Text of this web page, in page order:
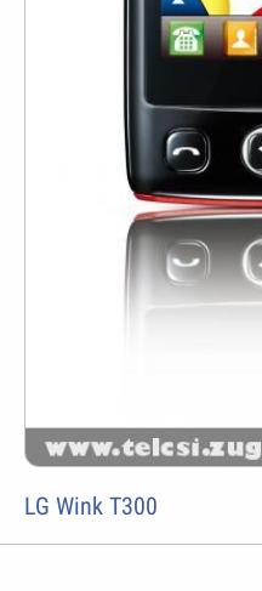
LG Wink T300